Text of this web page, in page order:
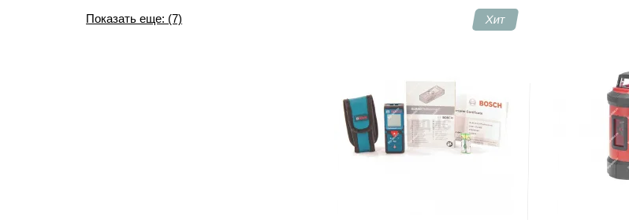
Показать еще: (7) Хит